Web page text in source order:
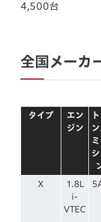
4,500台
全国メーカ
タイプ
エン
ジン
シ
X
1.8L
i-
VTEC